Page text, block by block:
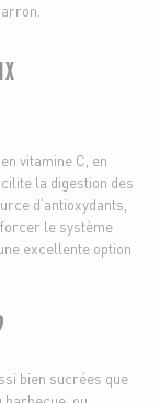
vitamine C, en
la digestion des
d’antioxydants,
le système
excellente option
bien sucrées que